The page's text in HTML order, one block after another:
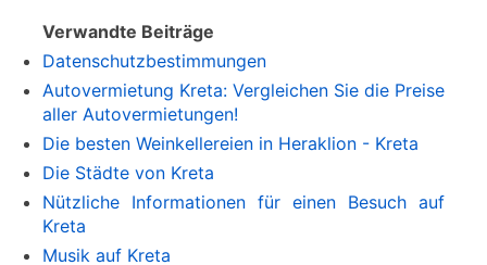
Verwandte Beiträge
Datenschutzbestimmungen
Autovermietung Kreta: Vergleichen Sie die Preise
aller Autovermietungen!
Die besten Weinkellereien in Heraklion - Kreta
Die Städte von Kreta
Nützliche Informationen für einen Besuch auf
Kreta
Musik auf Kreta